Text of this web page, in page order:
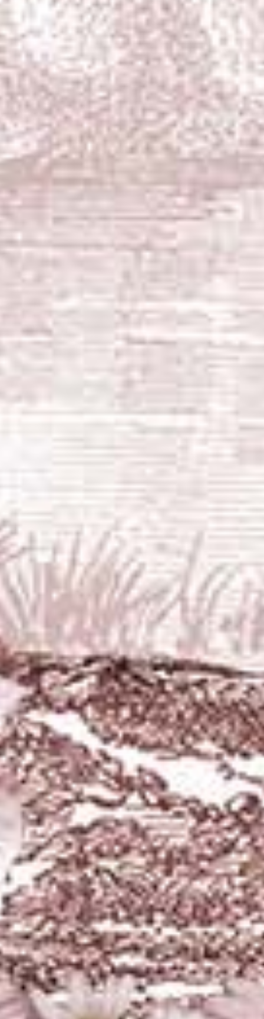
The Wedding Of
Candra Andhi & Candra Lia